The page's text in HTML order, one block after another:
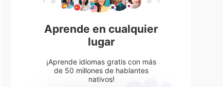
Aprende en cualquier
lugar
¡Aprende idiomas gratis con más
de 50 millones de hablantes
nativos!